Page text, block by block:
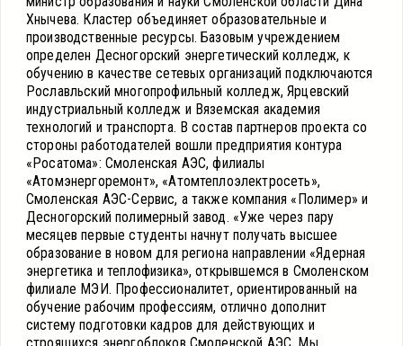
Хнычева. Кластер объединяет образовательные и
производственные ресурсы. Базовым учреждением
определен Десногорский энергетический колледж, к
обучению в качестве сетевых организаций подключаются
Рославльский многопрофильный колледж, Ярцевский
индустриальный колледж и Вяземская академия
технологий и транспорта. В состав партнеров проекта со
стороны работодателей вошли предприятия контура
«Росатома»: Смоленская АЭС, филиалы
«Атомэнергоремонт», «Атомтеплоэлектросеть»,
Смоленская АЭС-Сервис, а также компания «Полимер» и
Десногорский полимерный завод. «Уже через пару
месяцев первые студенты начнут получать высшее
образование в новом для региона направлении «Ядерная
энергетика и теплофизика», открывшемся в Смоленском
филиале МЭИ. Профессионалитет, ориентированный на
обучение рабочим профессиям, отлично дополнит
систему подготовки кадров для действующих и